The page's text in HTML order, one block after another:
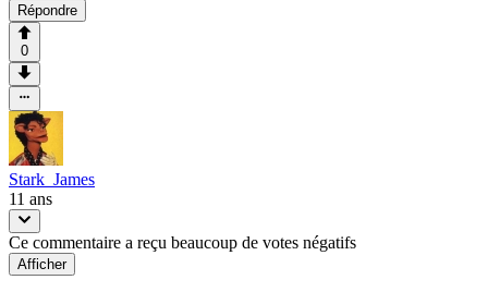
Répondre
0
Stark_James
11 ans
Ce commentaire a reçu beaucoup de votes négatifs
Afficher